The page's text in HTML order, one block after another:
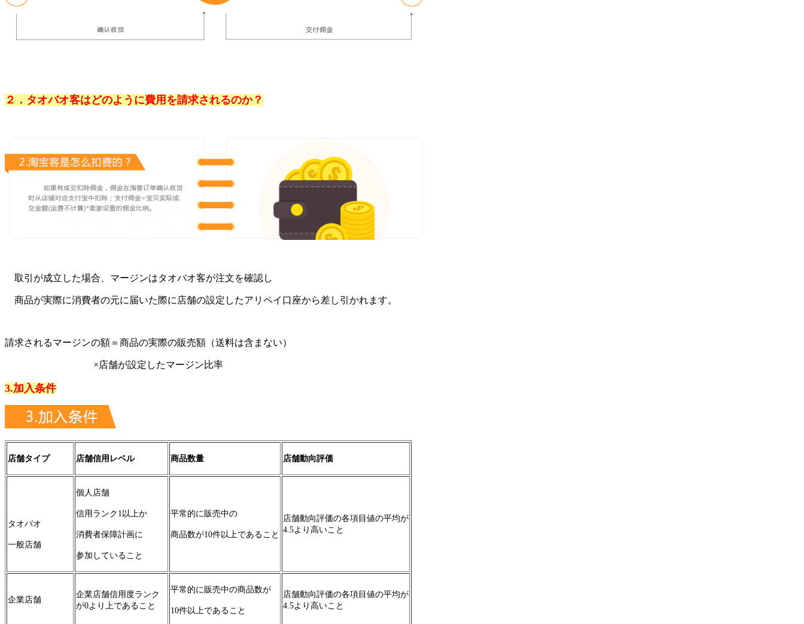
２．タオバオ客はどのように費用を請求されるのか？
取引が成立した場合、マージンはタオバオ客が注文を確認し
商品が実際に消費者の元に届いた際に店舗の設定したアリペイ口座から差し引かれます。
請求されるマージンの額＝商品の実際の販売額（送料は含まない）
×店舗が設定したマージン比率
3.加入条件
店舗タイプ 店舗信用 レベル 商品数量 店舗動向評価
タオバオ
一般店舗
個人店舗
信用ランク1以上か
消費者保障計画に
参加していること
平常的に販売中の
商品数が10件以上であること
店舗動向評価の各項目値の平均が
4.5より高いこと
企業店舗
企業店舗信用度ランク
が0より上であること
平常的に販売中の商品数が
10件以上であること
店舗動向評価の各項目値の平均が
4.5より高いこと